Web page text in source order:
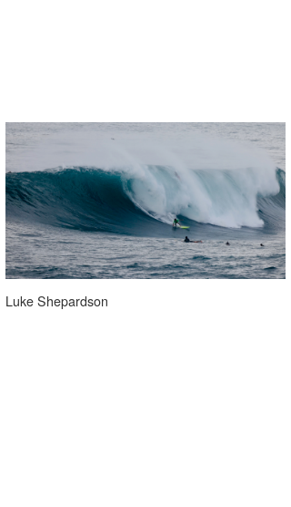
Luke Shepardson